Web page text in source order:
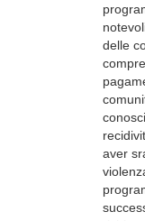
delle
aver